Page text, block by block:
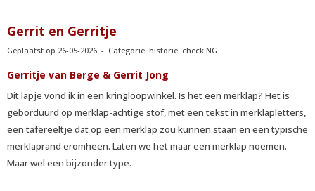
Gerrit en Gerritje
Geplaatst op 26-05-2026 - Categorie: historie: check NG
Gerritje van Berge & Gerrit Jong
Dit lapje vond ik in een kringloopwinkel. Is het een merklap? Het is
geborduurd op merklap-achtige stof, met een tekst in merklapletters,
een tafereeltje dat op een merklap zou kunnen staan en een typische
merklaprand eromheen. Laten we het maar een merklap noemen.
Maar wel een bijzonder type.